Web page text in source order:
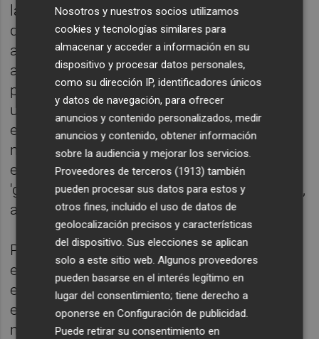
la pasada crisis de 2008. Pero, todo
dependerá de la evolución de la situación
actual. "El rumbo que tome este tipo de
activos dependerá del desarrollo de la
pandemia: de lograr controlar la misma en
un periodo corto de tiempo se generaría un
equilibrio a medio plazo en este segmento,
mientras que, de lo contrario, nos
encontraremos ante las denominadas
'gangas', tan esperadas por lo compradores",
afirma Payá.
Por el momento, la corrección en precios de
este tipo de inmuebles ha sido menor de la
esperada, en torno al 10%, según las
estimaciones de Olivares Consultores. "La
mayoría de los propietarios no han tomado
Nosotros y nuestros socios utilizamos
cookies y tecnologías similares para
almacenar y acceder a información en su
dispositivo y procesar datos personales,
como su dirección IP, identificadores únicos
y datos de navegación, para ofrecer
anuncios y contenido personalizados, medir
anuncios y contenido, obtener información
sobre la audiencia y mejorar los servicios.
Proveedores de terceros (1913) también
pueden procesar sus datos para estos y
otros fines, incluido el uso de datos de
geolocalización precisos y características
del dispositivo. Sus elecciones se aplican
solo a este sitio web. Algunos proveedores
pueden basarse en el interés legítimo en
lugar del consentimiento; tiene derecho a
oponerse enConfiguración de publicidad.
Puede retirar su consentimiento en